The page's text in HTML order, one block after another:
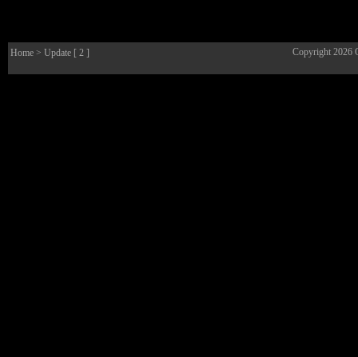
Home > Update [ 2 ] Copyright 2026